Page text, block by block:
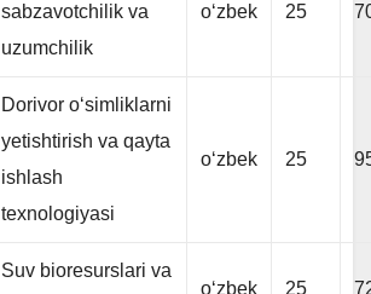
sabzavotchilik va
uzumchilik
oʻzbek 25
Dorivor oʻsimliklarni
yetishtirish va qayta
ishlash
texnologiyasi
oʻzbek 25
Suv bioresurslari va
oʻzbek 25